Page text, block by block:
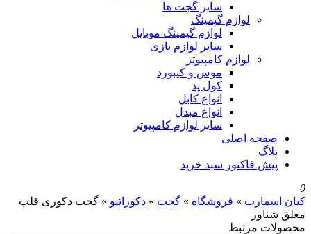
سایر گجت ها
لوازم گیمینگ
لوازم گیمینگ موبایل
سایر لوازم بازی
لوازم کامپیوتر
موس و کیبورد
کول پد
انواع کابل
انواع مبدل
سایر لوازم کامپیوتر
صفحه اصلی
بلاگ
پیش فاکتور سبد خرید
0
کیان اسمارت » فروشگاه » گجت » دکوراتیو » گجت دکوری قلب
معلق شناور
محصولات مرتبط